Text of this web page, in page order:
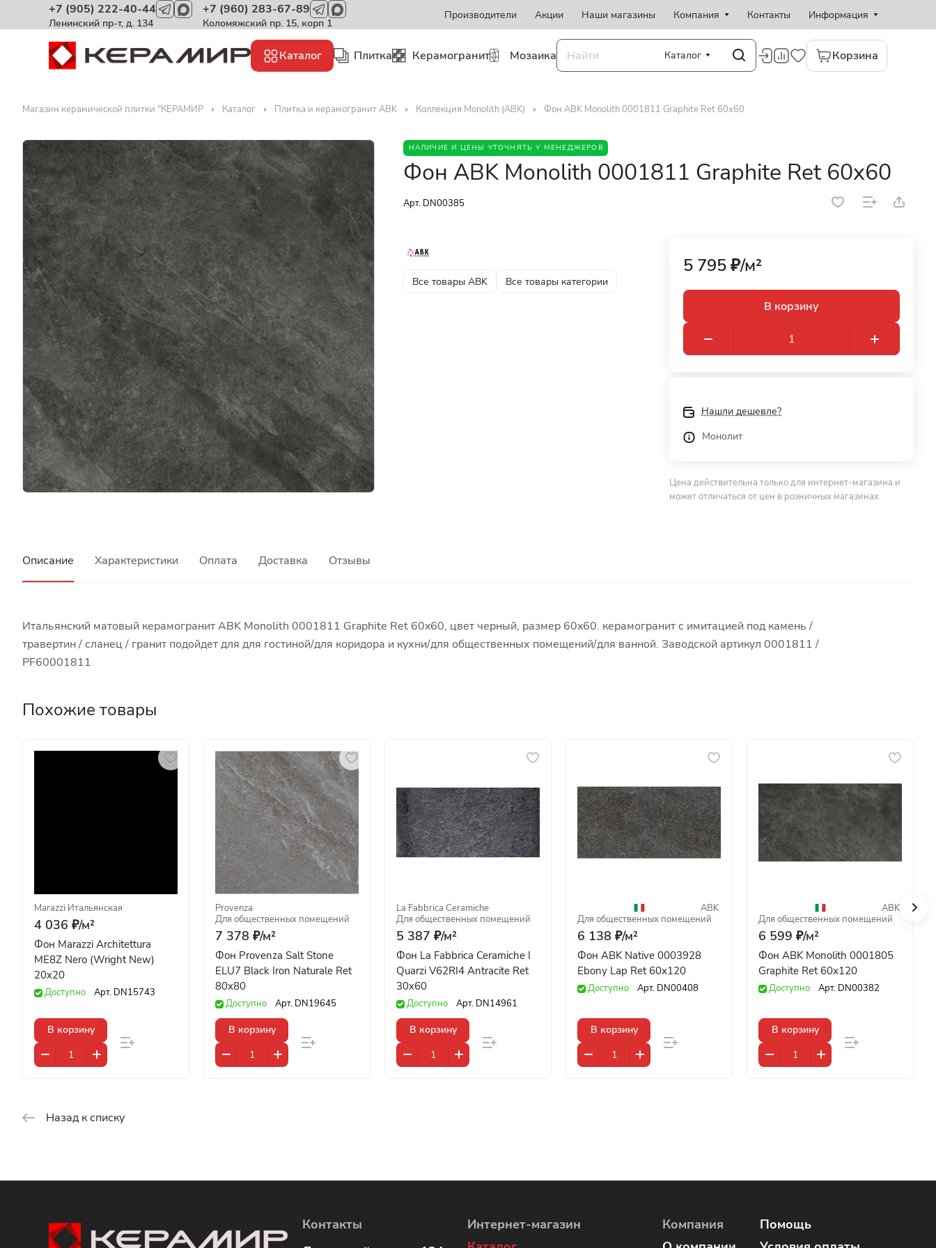
+7 (905) 222-40-44
Ленинский пр-т, д. 134
+7 (960) 283-67-89
Коломяжский пр. 15, корп 1
Производители Акции Наши магазины Компания Контакты Информация
Каталог Плитка Керамогранит Мозаика Каталог Корзина
Магазин керамической плитки "КЕРАМИР Каталог Плитка и керамогранит ABK Коллекция Monolith (ABK) Фон ABK Monolith 0001811 Graphite Ret 60x60
НАЛИЧИЕ И ЦЕНЫ УТОЧНЯТЬ У МЕНЕДЖЕРОВ
Фон ABK Monolith 0001811 Graphite Ret 60x60
Арт. DN00385
Все товары ABK Все товары категории
5 795 ₽/м²
В корзину
Нашли дешевле?
Монолит
Цена действительна только для интернет-магазина и
может отличаться от цен в розничных магазинах
Описание Характеристики Оплата Доставка Отзывы
Итальянский матовый керамогранит ABK Monolith 0001811 Graphite Ret 60x60, цвет черный, размер 60x60. керамогранит с имитацией под камень /
травертин / сланец / гранит подойдет для для гостиной/для коридора и кухни/для общественных помещений/для ванной. Заводской артикул 0001811 /
PF60001811
Похожие товары
Marazzi·Итальянская
4 036 ₽/м²
Фон Marazzi Architettura
ME8Z Nero (Wright New)
20x20
Доступно Арт. DN15743
В корзину
Provenza·
Для общественных помещений
7 378 ₽/м²
Фон Provenza Salt Stone
ELU7 Black Iron Naturale Ret
80x80
Доступно Арт. DN19645
В корзину
La Fabbrica Ceramiche·
Для общественных помещений
5 387 ₽/м²
Фон La Fabbrica Ceramiche I
Quarzi V62RI4 Antracite Ret
30x60
Доступно Арт. DN14961
В корзину
ABK·
Для общественных помещений
6 138 ₽/м²
Фон ABK Native 0003928
Ebony Lap Ret 60x120
Доступно Арт. DN00408
В корзину
ABK
Для общественных помещений
6 599 ₽/м²
Фон ABK Monolith 0001805
Graphite Ret 60x120
Доступно Арт. DN00382
В корзину
Назад к списку
Контакты
Интернет-магазин
Компания
Помощь